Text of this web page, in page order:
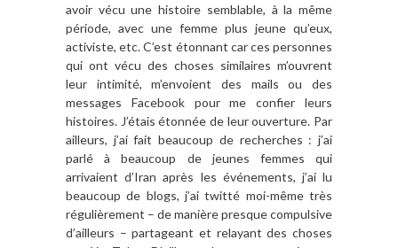
avoir vécu une histoire semblable, à la même
période, avec une femme plus jeune qu’eux,
activiste, etc. C’est étonnant car ces personnes
qui ont vécu des choses similaires m’ouvrent
leur intimité, m’envoient des mails ou des
messages Facebook pour me confier leurs
histoires. J’étais étonnée de leur ouverture. Par
ailleurs, j’ai fait beaucoup de recherches : j’ai
parlé à beaucoup de jeunes femmes qui
arrivaient d’Iran après les événements, j’ai lu
beaucoup de blogs, j’ai twitté moi-même très
régulièrement – de manière presque compulsive
d’ailleurs – partageant et relayant des choses